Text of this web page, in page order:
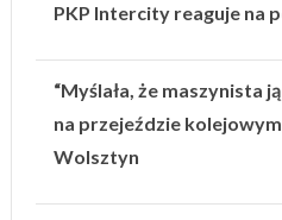
PKP Intercity reaguje na
“Myślała, że maszynista
na przejeździe
Wolsztyn